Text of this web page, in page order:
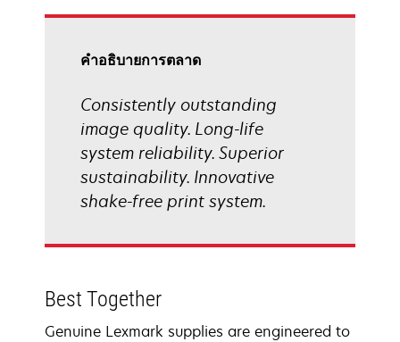
คําอธิบายการตลาด
Consistently outstanding
image quality. Long-life
system reliability. Superior
sustainability. Innovative
shake-free print system.
Best Together
Genuine Lexmark supplies are engineered to